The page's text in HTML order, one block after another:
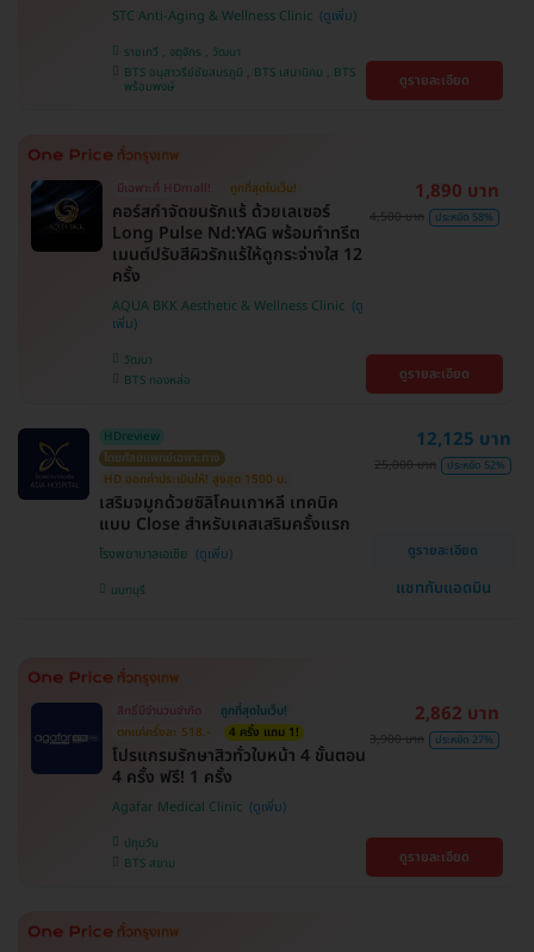
STC Anti-Aging & Wellness Clinic
ราชเทวี , จตุจักร , วัฒนา
BTS อนุสาวรีย์ชัยสมรภูมิ , BTS เสนานิคม , BTS
พร้อมพงษ์ ดูรายละเอียด
มีเฉพาะที่ HDmall! ถูกที่สุดในเว็บ!
คอร์สกำจัดขนรักแร้ ด้วยเลเซอร์
Long Pulse Nd:YAG พร้อมทำทรีต
เมนต์ปรับสีผิวรักแร้ให้ดูกระจ่างใส 12
ครั้ง
AQUA BKK Aesthetic & Wellness Clinic
วัฒนา
BTS ทองหล่อ
1,890 บาท
4,500 บาท ประหยัด 58%
ดูรายละเอียด
HDreview
โดยศัลยแพทย์เฉพาะทาง
HD ออกค่าประเมินให้! สูงสุด 1500 บ.
เสริมจมูกด้วยซิลิโคนเกาหลี เทคนิค
แบบ Close สำหรับเคสเสริมครั้งแรก
โรงพยาบาลเอเซีย
นนทบุรี
12,125 บาท
25,000 บาท ประหยัด 52%
ดูรายละเอียด
แชทกับแอดมิน
สิทธิ์มีจำนวนจำกัด
ถูกที่สุดในเว็บ!
ตกแค่ครั้งละ 518.-
4 ครั้ง แถม 1!
โปรแกรมรักษาสิวทั่วใบหน้า 4 ขั้นตอน
4 ครั้ง ฟรี! 1 ครั้ง
Agafar Medical Clinic
ปทุมวัน
BTS สยาม
2,862 บาท
3,900 บาท ประหยัด 27%
ดูรายละเอียด